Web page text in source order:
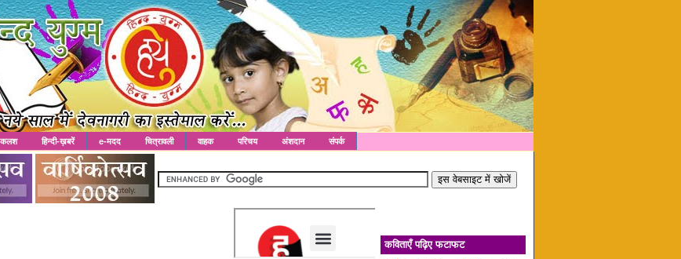
कलश हिन्दी-ख़बरें e-मदद चित्रावली वाहक परिचय अंशदान संपर्क
कविताएँ पढ़िए फटाफट